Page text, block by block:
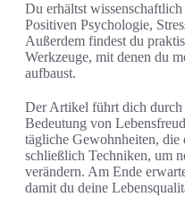
Du erhältst
Positiven Psychologie,
Außerdem findest du
Werkzeuge, mit denen du
aufbaust.
Der Artikel führt dich durch
Bedeutung von
tägliche Gewohnheiten,
schließlich Techniken, um
verändern. Am Ende
damit du deine